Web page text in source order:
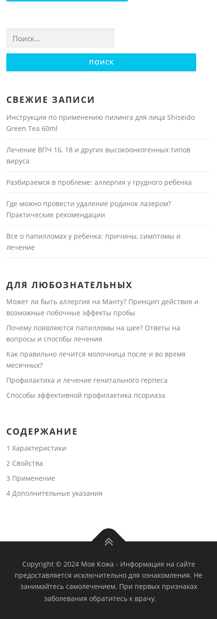
СВЕЖИЕ ЗАПИСИ
Инструкция по применению пилинга для лица Shiseido
Green Tea 60ml
Лечение ВПЧ 16, 18 и других высокоонкогенных типов
вируса
Разбираемся в проблеме: аллергия у грудного ребенка
Где можно провести удаление родинок лазером?
Практические рекомендации
Все о папилломах у ребенка: причины, симптомы и
лечение
ДЛЯ ЛЮБОЗНАТЕЛЬНЫХ
Может ли быть аллергия на Манту? Принцип действия и
возможные побочные эффекты пробы
Почему появляются папилломы на шее? Ответы на
вопросы и способы лечения
Как правильно лечится молочница после и во время
месячных?
Профилактика и лечение генитального герпеса
Способы эффективной профилактика псориаза
СОДЕРЖАНИЕ
1 Характеристики
2 Свойства
3 Применение
4 Дополнительные указания
Copyright © 2024 Моя Кожа - Информация на сайте
предоставляется исключительно для ознакомления. Не
занимайтесь самолечением. При первых признаках
заболевания обратитесь к врачу.